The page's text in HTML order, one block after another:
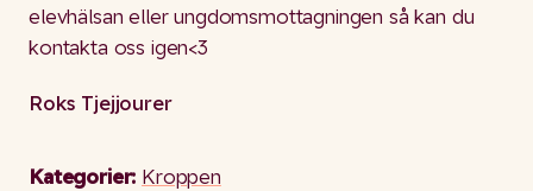
elevhälsan eller ungdomsmottagningen så kan du
kontakta oss igen<3
Roks Tjejjourer
Kategorier: Kroppen